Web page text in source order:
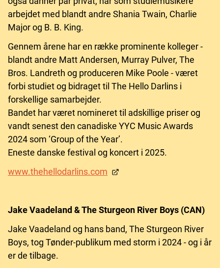
arbejdet med blandt andre Shania Twain, Charlie
Major og B. B. King.
Gennem årene har en række prominente kolleger -
blandt andre Matt Andersen, Murray Pulver, The
Bros. Landreth og produceren Mike Poole - været
forbi studiet og bidraget til The Hello Darlins i
forskellige samarbejder.
Bandet har været nomineret til adskillige priser og
vandt senest den canadiske YYC Music Awards
2024 som ‘Group of the Year’.
Eneste danske festival og koncert i 2025.
www.thehellodarlins.com
Jake Vaadeland & The Sturgeon River Boys (CAN)
Jake Vaadeland og hans band, The Sturgeon River
Boys, tog Tønder-publikum med storm i 2024 - og i år
er de tilbage.